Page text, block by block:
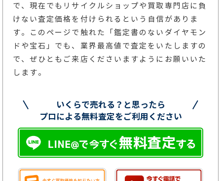
で、現在でもリサイクルショップや買取専門店に負
けない査定価格を付けられるという自信がありま
す。このページで触れた「鑑定書のないダイヤモン
ドや宝石」でも、業界最高値で査定をいたしますの
で、ぜひともご来店くださいますようにお願いいた
します。
いくらで売れる？と思ったら
プロによる無料査定をご利用ください